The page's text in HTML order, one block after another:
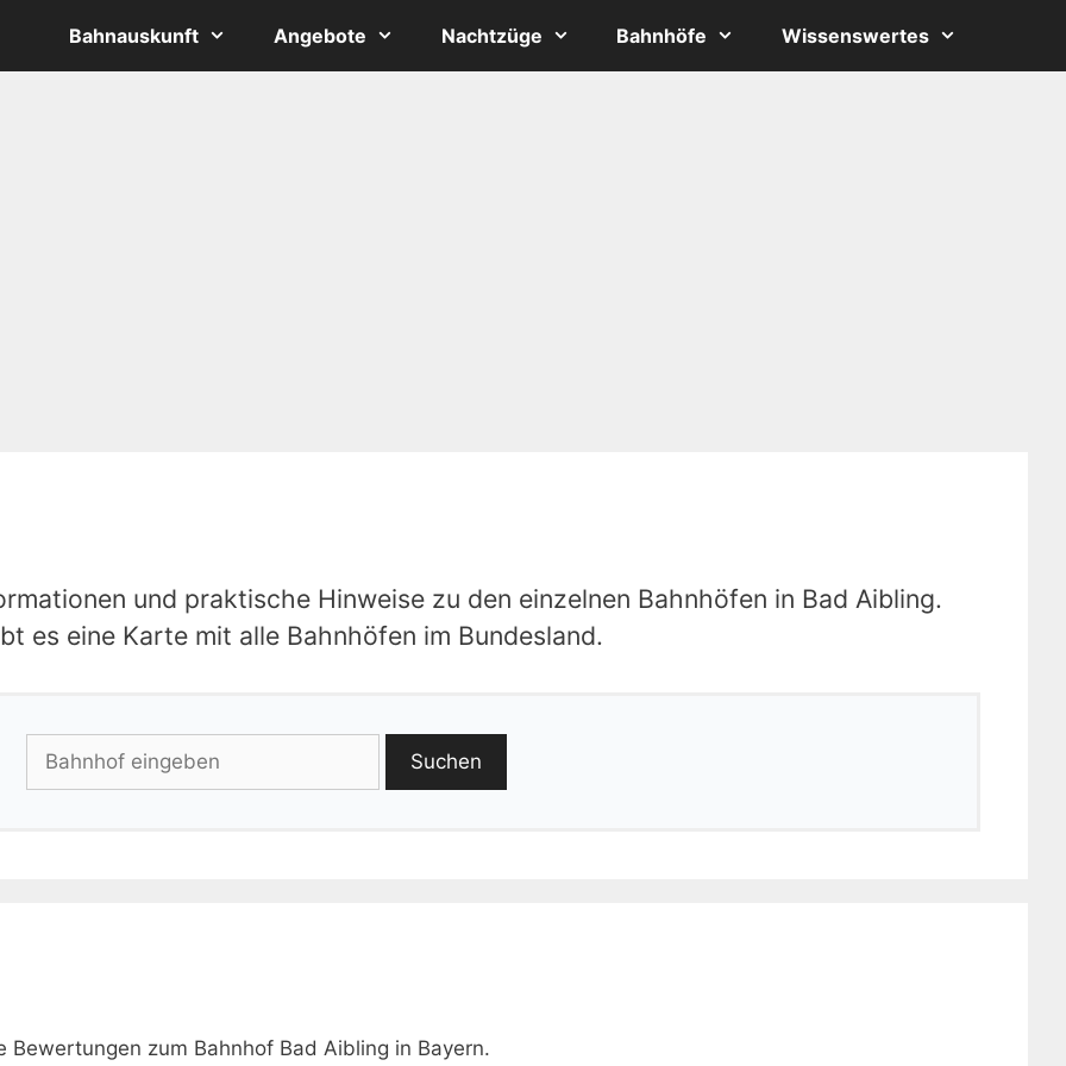
Bahnauskunft Angebote Nachtzüge Bahnhöfe Wissenswertes
und praktische Hinweise zu den einzelnen Bahnhöfen in Bad Aibling.
es eine Karte mit alle Bahnhöfen im Bundesland.
Suchen
zum Bahnhof Bad Aibling in Bayern.